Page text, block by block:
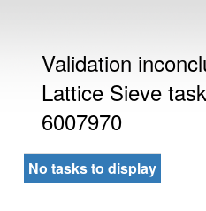
Validation
Lattice Sieve
6007970
No tasks to display